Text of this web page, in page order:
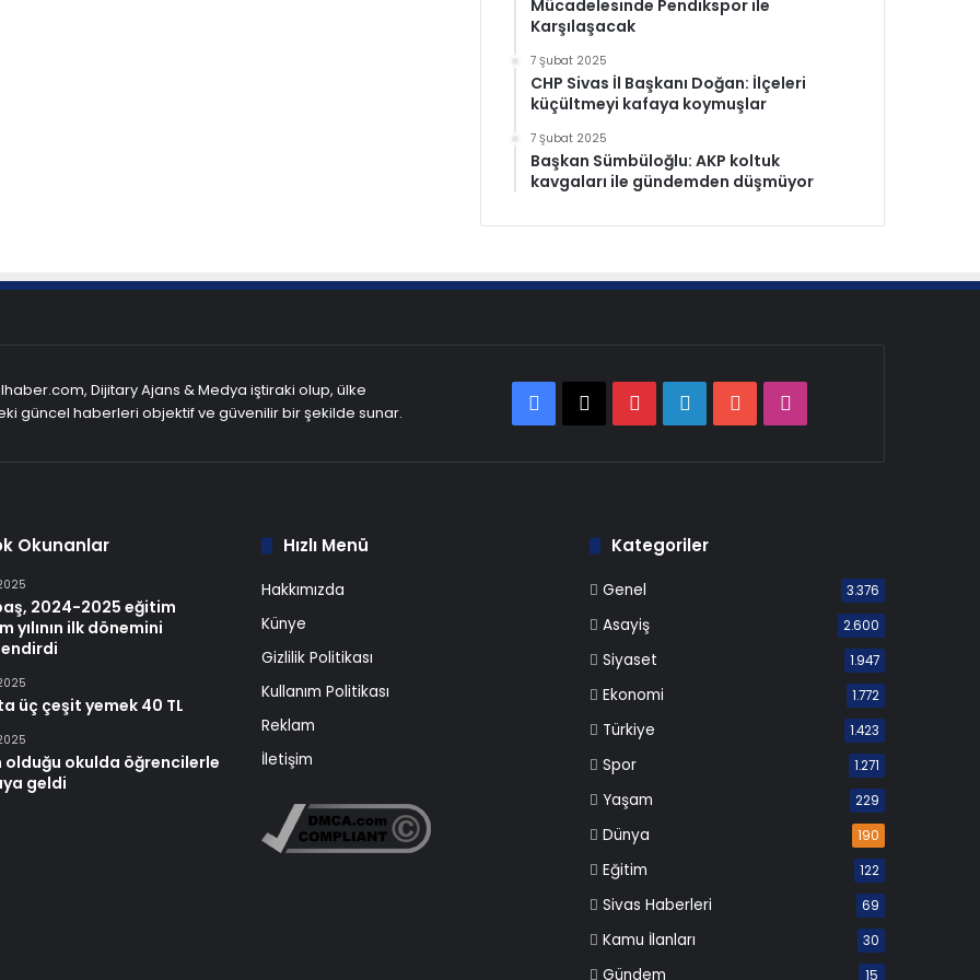
Mücadelesinde Pendikspor ile
Karşılaşacak
7 Şubat 2025
CHP Sivas İl Başkanı Doğan: İlçeleri
küçültmeyi kafaya koymuşlar
7 Şubat 2025
Başkan Sümbüloğlu: AKP koltuk
kavgaları ile gündemden düşmüyor
Dijitary Ajans & Medya iştiraki olup, ülke
güncel haberleri objektif ve güvenilir bir şekilde sunar.
Facebook
X PinterestLinkedInYouTube
Okunanlar
2024-2025 eğitim
yılının ilk dönemini
üç çeşit yemek 40 TL
olduğu okulda öğrencilerle
geldi
Hızlı Menü
Hakkımızda
Künye
Gizlilik Politikası
Kullanım Politikası
Reklam
İletişim
Kategoriler
Genel 3.376
Asayiş 2.600
Siyaset 1.947
Ekonomi 1.772
Türkiye 1.423
Spor 1.271
Yaşam 229
Dünya 190
Eğitim 122
Sivas Haberleri 69
Kamu İlanları 30
Gündem 15